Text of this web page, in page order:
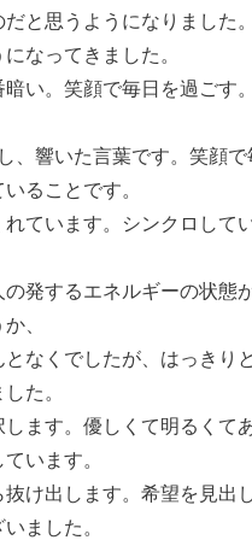
と思うようになりました
なってきました。
い。笑顔で毎日を過ごす
、響いた言葉です。笑顔で
ることです。
ています。シンクロして
発するエネルギーの状態
、
なくでしたが、はっきり
た。
ます。優しくて明るくて
います。
け出します。希望を見出
ました。